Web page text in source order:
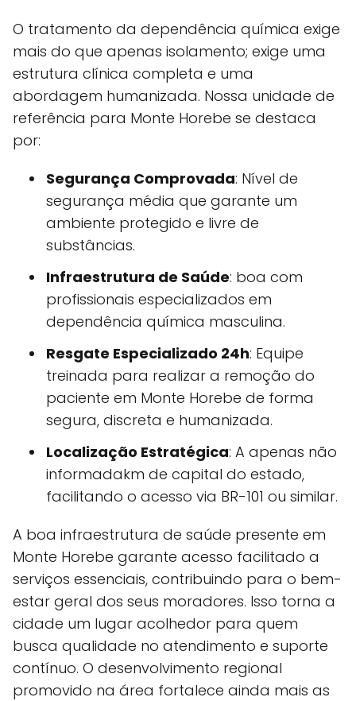
O tratamento da dependência química exige
mais do que apenas isolamento; exige uma
estrutura clínica completa e uma
abordagem humanizada. Nossa unidade de
referência para Monte Horebe se destaca
por:
Segurança Comprovada: Nível de
segurança média que garante um
ambiente protegido e livre de
substâncias.
Infraestrutura de Saúde: boa com
profissionais especializados em
dependência química masculina.
Resgate Especializado 24h: Equipe
treinada para realizar a remoção do
paciente em Monte Horebe de forma
segura, discreta e humanizada.
Localização Estratégica: A apenas não
informadakm de capital do estado,
facilitando o acesso via BR-101 ou similar.
A boa infraestrutura de saúde presente em
Monte Horebe garante acesso facilitado a
serviços essenciais, contribuindo para o bem-
estar geral dos seus moradores. Isso torna a
cidade um lugar acolhedor para quem
busca qualidade no atendimento e suporte
contínuo. O desenvolvimento regional
promovido na área fortalece ainda mais as